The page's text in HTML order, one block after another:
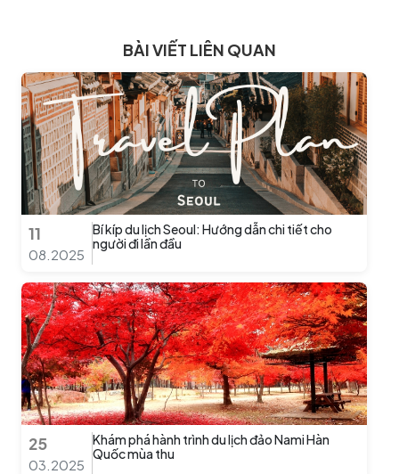
BÀI VIẾT LIÊN QUAN
11
08.2025
Bí kíp du lịch Seoul: Hướng dẫn chi tiết cho
người đi lần đầu
25
03.2025
Khám phá hành trình du lịch đảo Nami Hàn
Quốc mùa thu